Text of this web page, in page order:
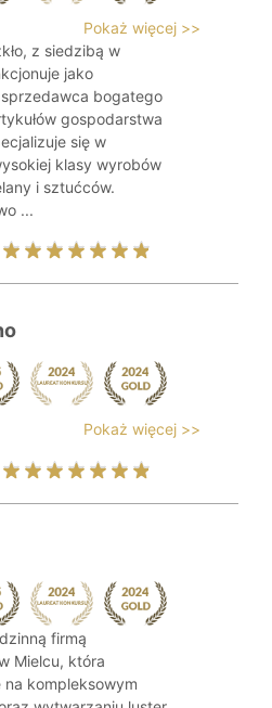
Pokaż więcej >>
z siedzibą w
jako
bogatego
gospodarstwa
się w
klasy wyrobów
i sztućców.
...
Pokaż więcej >>
firmą
Mielcu, która
na kompleksowym